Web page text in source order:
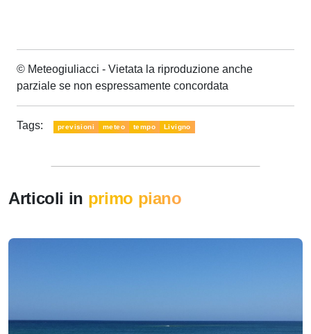
© Meteogiuliacci - Vietata la riproduzione anche
parziale se non espressamente concordata
Tags: previsioni meteo tempo Livigno
Articoli in primo piano